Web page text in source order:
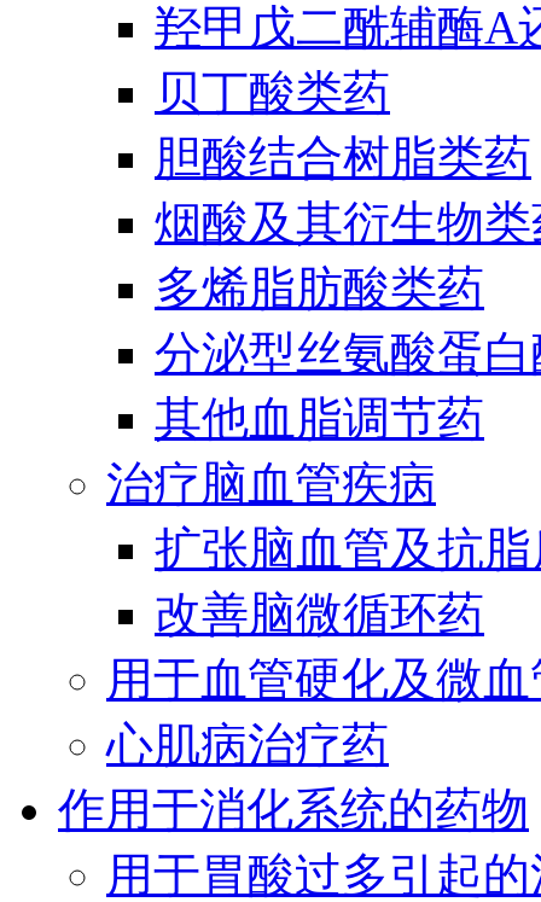
羟甲戊二酰辅酶A
贝丁酸类药
胆酸结合树脂类药
烟酸及其衍生物
多烯脂肪酸类药
分泌型丝氨酸蛋
其他血脂调节药
治疗脑血管疾病
扩张脑血管及抗
改善脑微循环药
用于血管硬化及微
心肌病治疗药
作用于消化系统的药物
用于胃酸过多引起